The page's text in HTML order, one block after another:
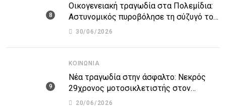
Οικογενειακή τραγωδία στα Πολεμίδια:
Αστυνομικός πυροβόλησε τη σύζυγό του
και αυτοκτόνησε
30/06/2026
ΚΟΙΝΩΝΊΑ
Νέα τραγωδία στην άσφαλτο: Νεκρός
29χρονος μοτοσικλετιστής στον
αυτοκινητόδρομο Πάφου – Λεμεσού
20/06/2026